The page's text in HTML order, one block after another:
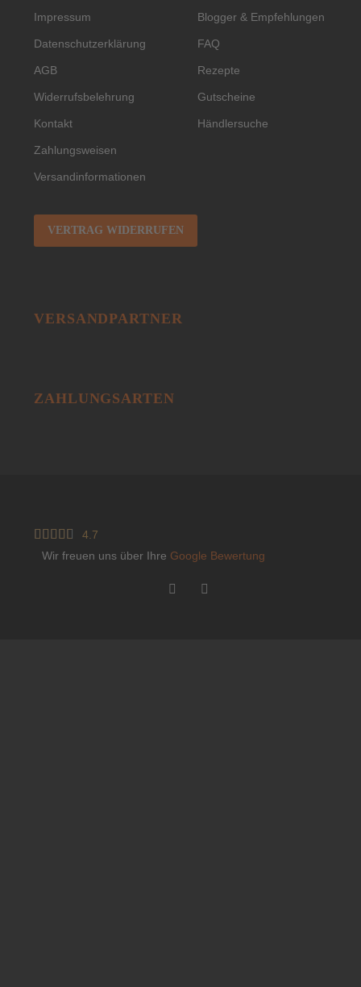
Impressum
Datenschutzerklärung
AGB
Widerrufsbelehrung
Kontakt
Zahlungsweisen
Versandinformationen
VERTRAG WIDERRUFEN
Blogger & Empfehlungen
FAQ
Rezepte
Gutscheine
Händlersuche
VERSANDPARTNER
ZAHLUNGSARTEN
    
4.7
Wir freuen uns über Ihre Google Bewertung